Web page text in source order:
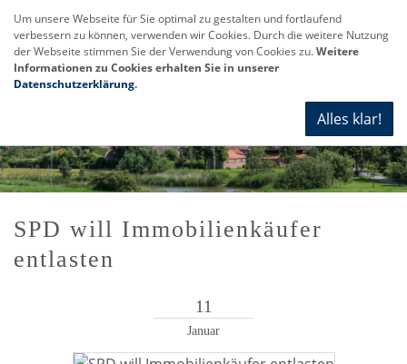
SPD will Immobilienkäufer
entlasten
11
Januar
Um unsere Webseite für Sie optimal zu gestalten und fortlaufend
verbessern zu können, verwenden wir Cookies. Durch die weitere Nutzung
der Webseite stimmen Sie der Verwendung von Cookies zu.Weitere
Informationen zu Cookies erhalten Sie in unserer
Datenschutzerklärung.
Alles klar!